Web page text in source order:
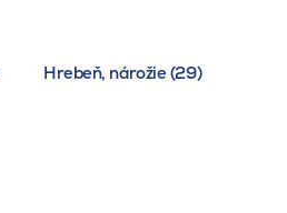
Hrebeň, nárožie (29)